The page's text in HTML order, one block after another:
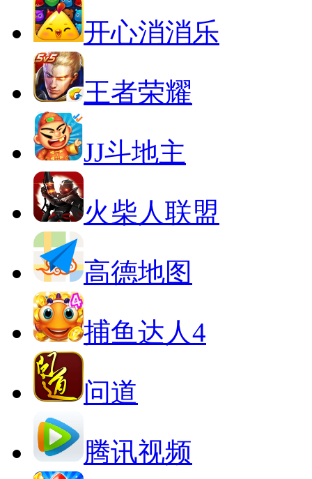
开心消消乐
王者荣耀
JJ斗地主
火柴人联盟
高德地图
捕鱼达人4
问道
腾讯视频